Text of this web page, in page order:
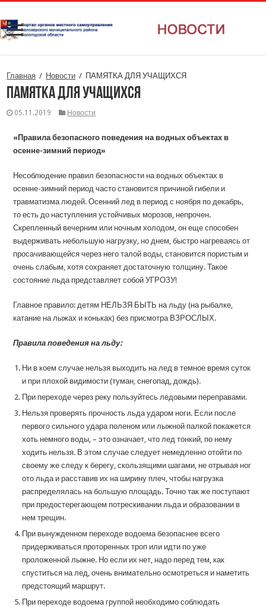
Главная / Новости / ПАМЯТКА ДЛЯ УЧАЩИХСЯ
ПАМЯТКА ДЛЯ УЧАЩИХСЯ
05.11.2019 Новости
«Правила безопасного поведения на водных объектах в
осенне-зимний период»
Несоблюдение правил безопасности на водных объектах в
осенне-зимний период часто становится причиной гибели и
травматизма людей. Осенний лед в период с ноября по декабрь,
то есть до наступления устойчивых морозов, непрочен.
Скрепленный вечерним или ночным холодом, он еще способен
выдерживать небольшую нагрузку, но днем, быстро нагреваясь от
просачивающейся через него талой воды, становится пористым и
очень слабым, хотя сохраняет достаточную толщину. Такое
состояние льда представляет собой УГРОЗУ!
Главное правило: детям НЕЛЬЗЯ БЫТЬ на льду (на рыбалке,
катание на лыжах и коньках) без присмотра ВЗРОСЛЫХ.
Правила поведения на льду:
Ни в коем случае нельзя выходить на лед в темное время суток
и при плохой видимости (туман, снегопад, дождь).
При переходе через реку пользуйтесь ледовыми переправами.
Нельзя проверять прочность льда ударом ноги. Если после
первого сильного удара поленом или лыжной палкой покажется
хоть немного воды, – это означает, что лед тонкий, по нему
ходить нельзя. В этом случае следует немедленно отойти по
своему же следу к берегу, скользящими шагами, не отрывая ног
ото льда и расставив их на ширину плеч, чтобы нагрузка
распределялась на большую площадь. Точно так же поступают
при предостерегающем потрескивании льда и образовании в
нем трещин.
При вынужденном переходе водоема безопаснее всего
придерживаться проторенных троп или идти по уже
проложенной лыжне. Но если их нет, надо перед тем, как
спуститься на лед, очень внимательно осмотреться и наметить
предстоящий маршрут.
При переходе водоема группой необходимо соблюдать